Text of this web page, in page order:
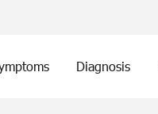
Diagnosis